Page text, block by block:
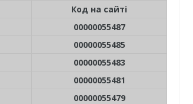
Код на сайті
00000055487
00000055485
00000055483
00000055481
00000055479